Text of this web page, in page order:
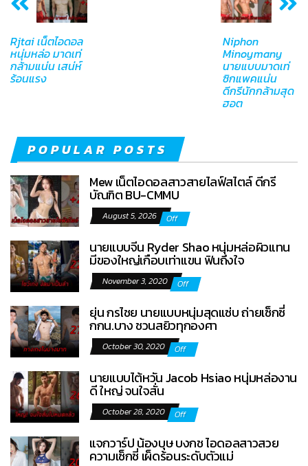
Rjtai เน็ตไอดอล
หนุ่มหล่อ มาดเท่
กล้ามแน่น เสน่ห์
ร้อนแรง
Niphon
Minoymany
นายแบบมาดเท่
ซิกแพคแน่น
ดีกรีนักกล้ามสุด
ฮอต
POPULAR POSTS
Mew เน็ตไอดอลสาวสายไลฟ์สไตล์ ดีกรี
บัณฑิต BU-CMMU
August 5, 2026 Off
นายแบบจีน Ryder Shao หนุ่มหล่อผิวแทน
มีของใหญ่เกือบเท่าแขน ฟินถึงใจ
November 3, 2020 Off
ยุ่น กรไชย นายแบบหนุ่มสุดแซ่บ ถ่ายเซ็กซี่
กกน.บาง ชวนสยิวทุกองศา
October 30, 2020 Off
นายแบบไต้หวัน Jacob Hsiao หนุ่มหล่องาน
ดี ใหญ่ จนใจสั่น
October 28, 2020 Off
แจกวาร์ป น้องบุษ บงกช ไอดอลสาวสวย
ความเซ็กซี่ เผ็ดร้อนระดับตัวแม่